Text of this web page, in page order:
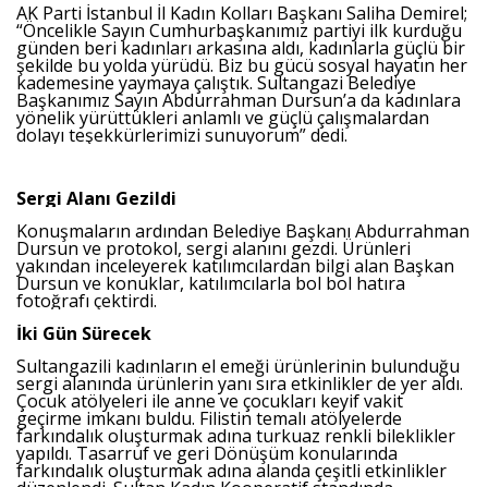
AK Parti İstanbul İl Kadın Kolları Başkanı Saliha Demirel;
“Öncelikle Sayın Cumhurbaşkanımız partiyi ilk kurduğu
günden beri kadınları arkasına aldı, kadınlarla güçlü bir
şekilde bu yolda yürüdü. Biz bu gücü sosyal hayatın her
kademesine yaymaya çalıştık. Sultangazi Belediye
Başkanımız Sayın Abdurrahman Dursun’a da kadınlara
yönelik yürüttükleri anlamlı ve güçlü çalışmalardan
dolayı teşekkürlerimizi sunuyorum” dedi.
Sergi Alanı Gezildi
Konuşmaların ardından Belediye Başkanı Abdurrahman
Dursun ve protokol, sergi alanını gezdi. Ürünleri
yakından inceleyerek katılımcılardan bilgi alan Başkan
Dursun ve konuklar, katılımcılarla bol bol hatıra
fotoğrafı çektirdi.
İki Gün Sürecek
Sultangazili kadınların el emeği ürünlerinin bulunduğu
sergi alanında ürünlerin yanı sıra etkinlikler de yer aldı.
Çocuk atölyeleri ile anne ve çocukları keyif vakit
geçirme imkanı buldu. Filistin temalı atölyelerde
farkındalık oluşturmak adına turkuaz renkli bileklikler
yapıldı. Tasarruf ve geri Dönüşüm konularında
farkındalık oluşturmak adına alanda çeşitli etkinlikler